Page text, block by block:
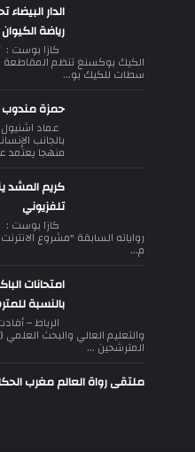
الدار
رياضة الكيوان
كازا بوست :
الكيك بوكسنغ تنظم المقاطعة
سطات للكيك بو...
حمزة مندوب
عماد
بالجانب
منهجا يعتمد
كريم المشد
تلفزيوني
كازا بوست :
رواياته السابقة "مشروع
م...
امتحانات
بالنسبة
الرباط –
والتعليم العالي والبحث العلمي
المترشحين ...
ملتقى رواة العالم مغرب الحكايات الدورة 21 من